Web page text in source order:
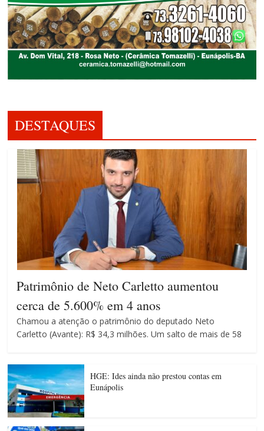
DESTAQUES
Patrimônio de Neto Carletto aumentou
cerca de 5.600% em 4 anos
Chamou a atenção o patrimônio do deputado Neto
Carletto (Avante): R$ 34,3 milhões. Um salto de mais de 58
HGE: Ides ainda não prestou contas em
Eunápolis